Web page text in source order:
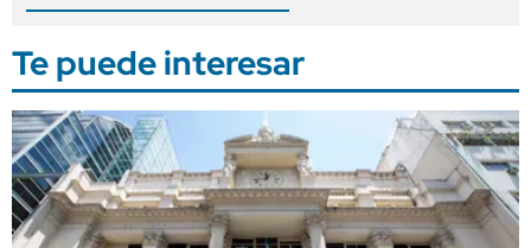
Te puede interesar